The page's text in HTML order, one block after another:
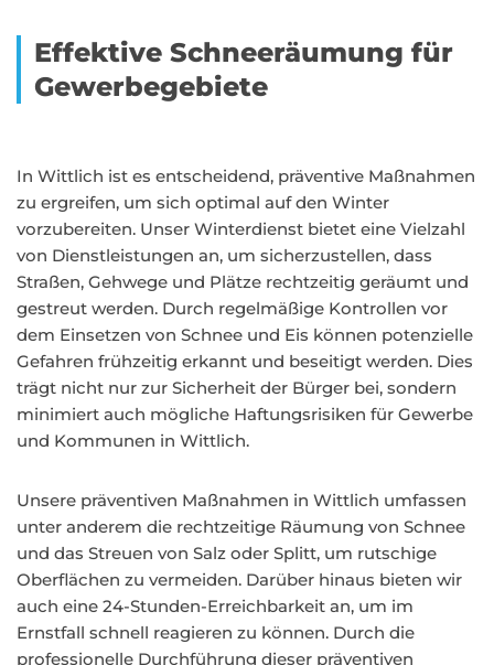
Effektive Schneeräumung für
Gewerbegebiete
In Wittlich ist es entscheidend, präventive Maßnahmen
zu ergreifen, um sich optimal auf den Winter
vorzubereiten. Unser Winterdienst bietet eine Vielzahl
von Dienstleistungen an, um sicherzustellen, dass
Straßen, Gehwege und Plätze rechtzeitig geräumt und
gestreut werden. Durch regelmäßige Kontrollen vor
dem Einsetzen von Schnee und Eis können potenzielle
Gefahren frühzeitig erkannt und beseitigt werden. Dies
trägt nicht nur zur Sicherheit der Bürger bei, sondern
minimiert auch mögliche Haftungsrisiken für Gewerbe
und Kommunen in Wittlich.
Unsere präventiven Maßnahmen in Wittlich umfassen
unter anderem die rechtzeitige Räumung von Schnee
und das Streuen von Salz oder Splitt, um rutschige
Oberflächen zu vermeiden. Darüber hinaus bieten wir
auch eine 24-Stunden-Erreichbarkeit an, um im
Ernstfall schnell reagieren zu können. Durch die
professionelle Durchführung dieser präventiven